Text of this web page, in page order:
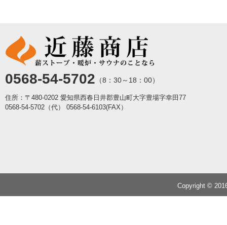
0568-54-5702 （8：30～18：00）
住所：〒480-0202 愛知県西春日井郡豊山町大字豊場字幸田77
0568-54-5702（代）
0568-54-6103(FAX）
Copyright ©